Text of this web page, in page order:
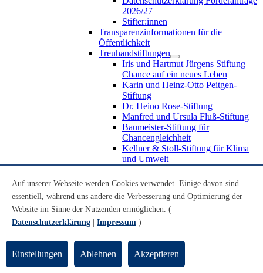
2026/27
Stifter:innen
Transparenzinformationen für die
Öffentlichkeit
Treuhandstiftungen
Iris und Hartmut Jürgens Stiftung –
Chance auf ein neues Leben
Karin und Heinz-Otto Peitgen-
Stiftung
Dr. Heino Rose-Stiftung
Manfred und Ursula Fluß-Stiftung
Baumeister-Stiftung für
Chancengleichheit
Kellner & Stoll-Stiftung für Klima
und Umwelt
Impact Pioneers in Residence
OPEN CAMPUS
Podcasts
Tag des Gedenkens
Transfer in der Lehre
Seniorenstudium
Transfer mit Wirtschaft
Auf unserer Webseite werden Cookies verwendet. Einige davon sind
essentiell, während uns andere die Verbesserung und Optimierung der
Website im Sinne der Nutzenden ermöglichen. (
Datenschutzerklärung
Impressum )
Einstellungen Ablehnen Akzeptieren